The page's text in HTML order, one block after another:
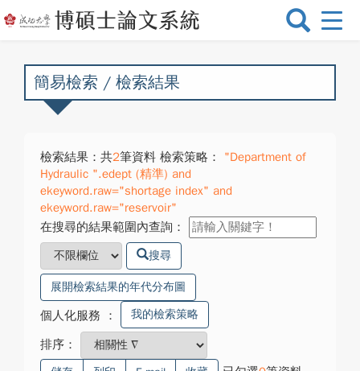
選
換
簡易檢索 / 檢索結果
檢索結果：共2筆資料 檢索策略：
"Department of
Hydraulic ".edept (精準) and
ekeyword.raw="shortage index" and
ekeyword.raw="reservoir"
在搜尋的結果範圍內查詢：
搜尋
展開檢索結果的年代分布圖
個人化服務 ： 我的檢索策略
排序：